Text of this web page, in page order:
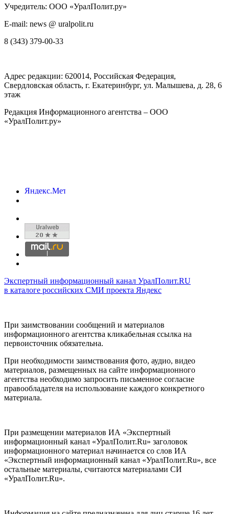
Учредитель: ООО «УралПолит.ру»
E-mail: news @ uralpolit.ru
8 (343) 379-00-33
Адрес редакции: 620014, Российская Федерация,
Свердловская область, г. Екатеринбург, ул. Малышева, д. 28, 6
этаж
Редакция Информационного агентства – ООО
«УралПолит.ру»
Экспертный информационный канал УралПолит.RU
в каталоге российских СМИ проекта Яндекс
При заимствовании сообщений и материалов
информационного агентства кликабельная ссылка на
первоисточник обязательна.
При необходимости заимствования фото, аудио, видео
материалов, размещенных на сайте информационного
агентства необходимо запросить письменное согласие
правообладателя на использование каждого конкретного
материала.
При размещении материалов ИА «Экспертный
информационный канал «УралПолит.Ru» заголовок
информационного материал начинается со слов ИА
«Экспертный информационный канал «УралПолит.Ru», все
остальные материалы, считаются материалами СИ
«УралПолит.Ru».